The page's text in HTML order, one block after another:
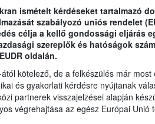
ismételt kérdéseket tartalmazó
szabályozó uniós rendelet
célja a kellő gondossági eljárás
szereplők és hatóságok
oldalán.
kötelező, de a felkészülés már most
és gyakorlati kérdésre nyújtanak
partnerek visszajelzései alapján
végrehajtása az egész Európai Unió